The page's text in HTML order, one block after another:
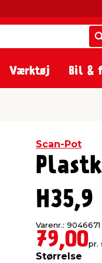
Værktøj Bil &
Scan-Pot
H35,9
Varenr.: 9046671
79,00pr.
Størrelse